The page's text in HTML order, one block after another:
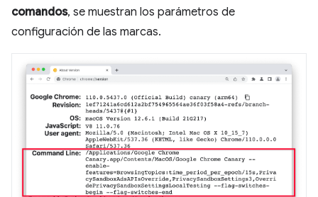
comandos, se muestran los parámetros de
configuración de las marcas.